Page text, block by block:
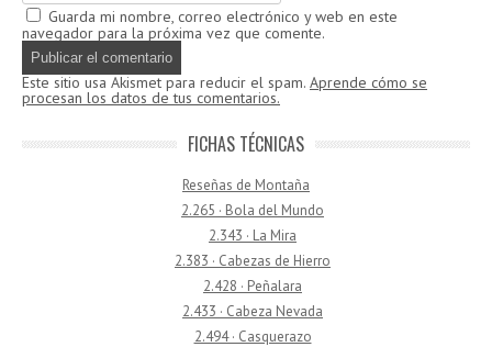
Guarda mi nombre, correo electrónico y web en este
navegador para la próxima vez que comente.
Este sitio usa Akismet para reducir el spam. Aprende cómo se
procesan los datos de tus comentarios.
FICHAS TÉCNICAS
Reseñas de Montaña
2.265 · Bola del Mundo
2.343 · La Mira
2.383 · Cabezas de Hierro
2.428 · Peñalara
2.433 · Cabeza Nevada
2.494 · Casquerazo